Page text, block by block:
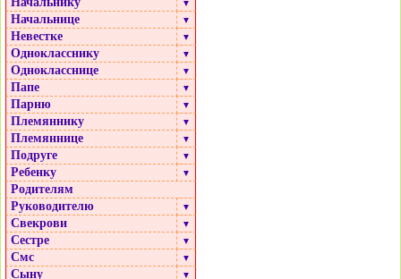
▼
Начальнице ▼
Невестке ▼
Однокласснику ▼
Однокласснице ▼
Папе ▼
Парню ▼
Племяннику ▼
Племяннице ▼
Подруге ▼
Ребенку ▼
Родителям
Руководителю
▼
Свекрови ▼
Сестре ▼
Смс ▼
Сыну ▼